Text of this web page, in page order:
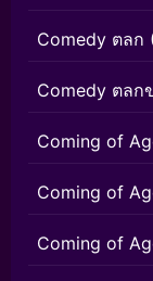
Comedy ตลก
Comedy ตลก
Coming of
Coming of
Coming of